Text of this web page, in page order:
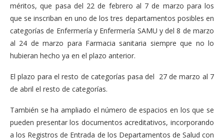
méritos, que pasa del 22 de febrero al 7 de marzo para los
que se inscriban en uno de los tres departamentos posibles en
categorías de Enfermería y Enfermería SAMU y del 8 de marzo
al 24 de marzo para Farmacia sanitaria siempre que no lo
hubieran hecho ya en el plazo anterior.
El plazo para el resto de categorías pasa del 27 de marzo al 7
de abril el resto de categorías.
También se ha ampliado el número de espacios en los que se
pueden presentar los documentos acreditativos, incorporando
a los Registros de Entrada de los Departamentos de Salud con